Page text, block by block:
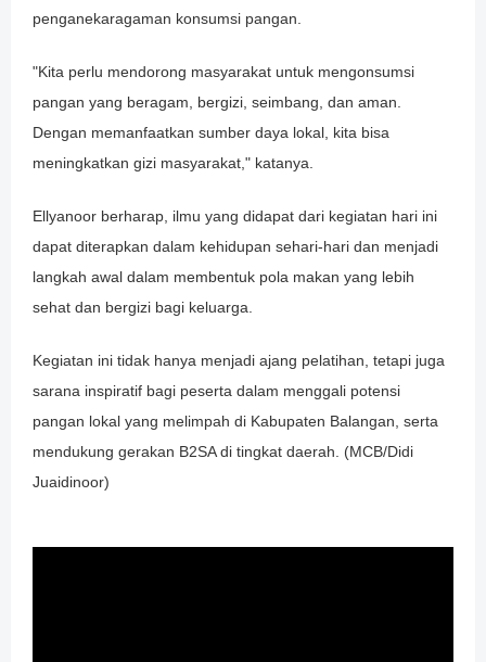
penganekaragaman konsumsi pangan.
"Kita perlu mendorong masyarakat untuk mengonsumsi
pangan yang beragam, bergizi, seimbang, dan aman.
Dengan memanfaatkan sumber daya lokal, kita bisa
meningkatkan gizi masyarakat," katanya.
Ellyanoor berharap, ilmu yang didapat dari kegiatan hari ini
dapat diterapkan dalam kehidupan sehari-hari dan menjadi
langkah awal dalam membentuk pola makan yang lebih
sehat dan bergizi bagi keluarga.
Kegiatan ini tidak hanya menjadi ajang pelatihan, tetapi juga
sarana inspiratif bagi peserta dalam menggali potensi
pangan lokal yang melimpah di Kabupaten Balangan, serta
mendukung gerakan B2SA di tingkat daerah. (MCB/Didi
Juaidinoor)